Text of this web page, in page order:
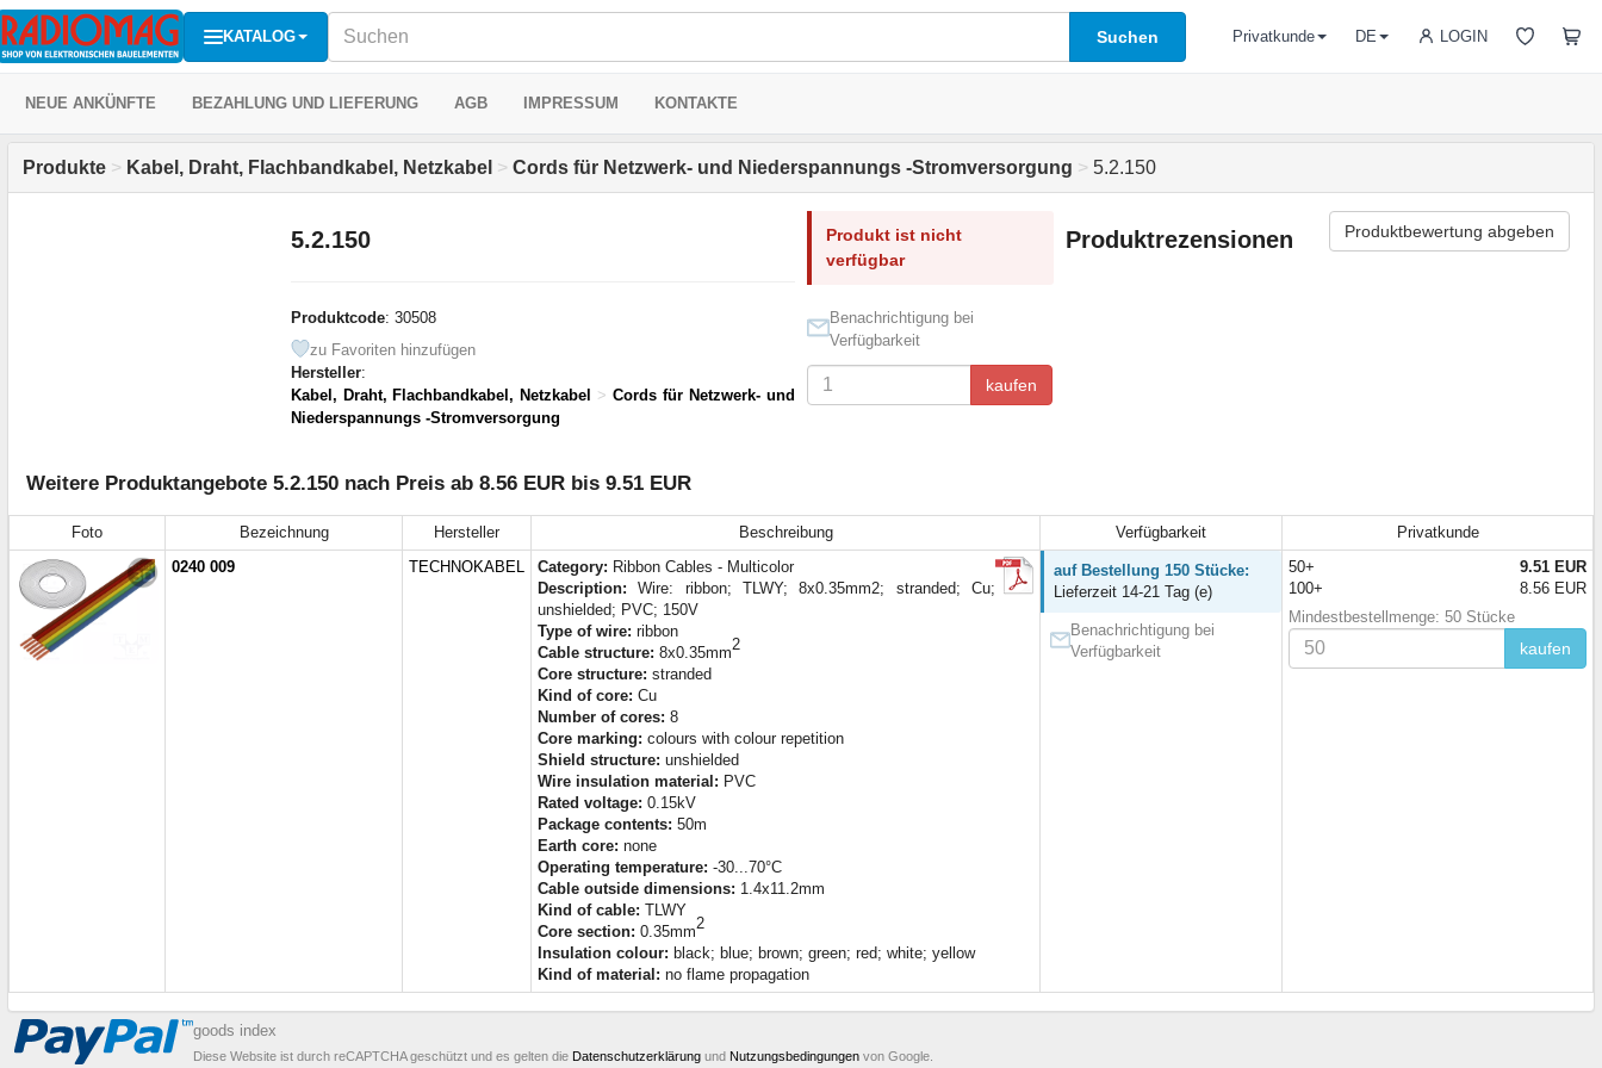
KATALOG Suchen LOGIN
Privatkunde DE
NEUE ANKÜNFTE BEZAHLUNG UND LIEFERUNG AGB IMPRESSUM KONTAKTE
Produkte > Kabel, Draht, Flachbandkabel, Netzkabel > Cords für Netzwerk- und Niederspannungs -Stromversorgung > 5.2.150
5.2.150
Produktcode: 30508
zu Favoriten hinzufügen
Hersteller:
Kabel, Draht, Flachbandkabel, Netzkabel
> Cords für Netzwerk- und
Niederspannungs -Stromversorgung
Produkt ist nicht
verfügbar
Benachrichtigung bei
Verfügbarkeit
kaufen
Produktrezensionen Produktbewertung abgeben
Weitere Produktangebote 5.2.150 nach Preis ab 8.56 EUR bis 9.51 EUR
Foto Bezeichnung Hersteller Beschreibung Verfügbarkeit
Privatkunde
0240 009
TECHNOKABEL Category: Ribbon Cables - Multicolor
Description: Wire: ribbon; TLWY; 8x0.35mm2; stranded; Cu;
unshielded; PVC; 150V
Type of wire: ribbon
Cable structure: 8x0.35mm2
Core structure: stranded
Kind of core: Cu
Number of cores: 8
Core marking: colours with colour repetition
Shield structure: unshielded
Wire insulation material: PVC
Rated voltage: 0.15kV
Package contents: 50m
Earth core: none
Operating temperature: -30...70°C
Cable outside dimensions: 1.4x11.2mm
Kind of cable: TLWY
Core section: 0.35mm2
Insulation colour: black; blue; brown; green; red; white; yellow
Kind of material: no flame propagation
auf Bestellung 150 Stücke:
Lieferzeit 14-21 Tag (e)
Benachrichtigung bei
Verfügbarkeit
50+
9.51 EUR
100+
8.56 EUR
Mindestbestellmenge: 50 Stücke
kaufen
goods index
Diese Website ist durch reCAPTCHA geschützt und es gelten die Datenschutzerklärung und Nutzungsbedingungen von Google.